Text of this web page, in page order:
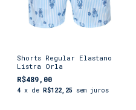
Shorts Regular Elastano
Listra Orla
R$489,00
4 x de R$122,25 sem juros